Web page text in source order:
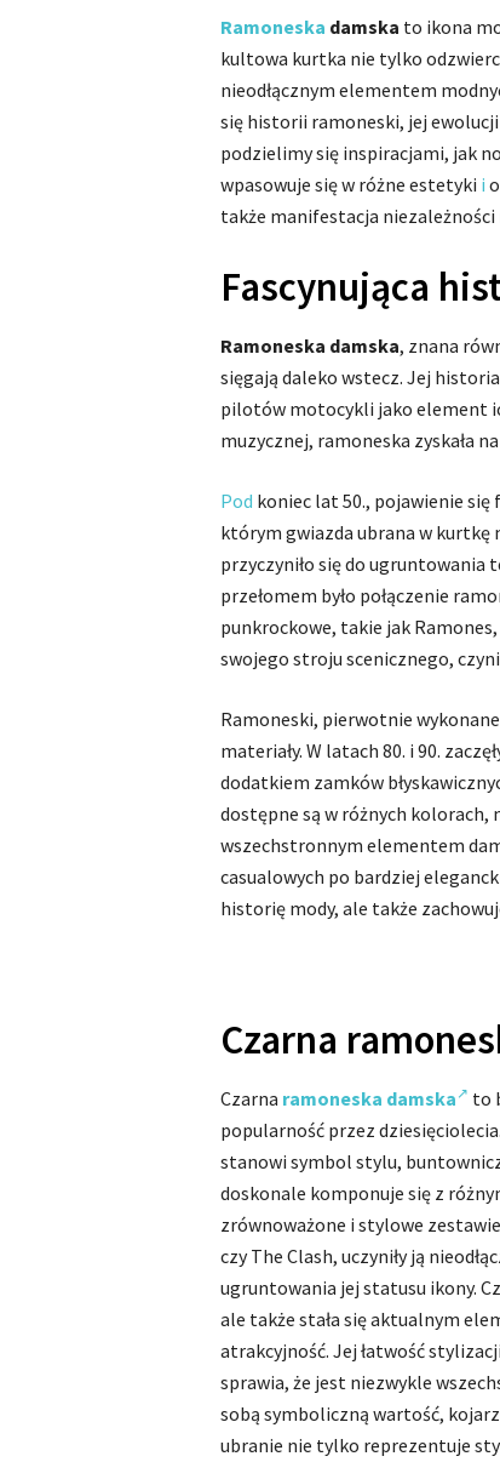
Ramoneska damska to ikona
kultowa kurtka nie tylko
nieodłącznym elementem
się historii ramoneski, jej
podzielimy się inspiracjami, jak
wpasowuje się w różne estetyki i
także manifestacja
Fascynująca
Ramoneska damska, znana
sięgają daleko wstecz. Jej
pilotów motocykli jako element
muzycznej, ramoneska zyskała
Pod koniec lat 50., pojawienie się
którym gwiazda ubrana w
przyczyniło się do ugruntowania
przełomem było połączenie
punkrockowe, takie jak
swojego stroju scenicznego,
Ramoneski, pierwotnie
materiały. W latach 80. i 90.
dodatkiem zamków
dostępne są w różnych kolorach,
wszechstronnym elementem
casualowych po bardziej
historię mody, ale także
Czarna
Czarna ramoneska damska
to
popularność przez
stanowi symbol stylu,
doskonale komponuje się z
zrównoważone i stylowe
czy The Clash, uczyniły ją
ugruntowania jej statusu ikony.
ale także stała się aktualnym
atrakcyjność. Jej łatwość
sprawia, że jest niezwykle
sobą symboliczną wartość,
ubranie nie tylko reprezentuje